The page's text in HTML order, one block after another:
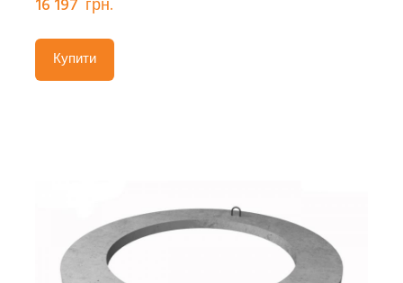
16 197  грн.
Купити